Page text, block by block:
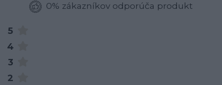
0% zákazníkov odporúča produkt
5
4
3
2